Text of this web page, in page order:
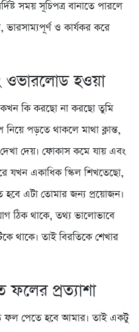
সময় সূচিপত্র বানাতে পারলে
ও কার্যকর করে
ওভারলোড হওয়া
কখন কি করছো না করছো তুমি
পড়তে থাকলে মাথা ক্লান্ত,
দেয়। ফোকাস কমে যায় এবং
যখন একাধিক স্কিল শিখতেছো,
হবে এটা তোমার জন্য প্রয়োজন।
ঠিক থাকে, তথ্য ভালোভাবে
থাকে। তাই বিরতিকে শেখার
ফলের প্রত্যাশা
পেতে হবে আমার। তাই একটু